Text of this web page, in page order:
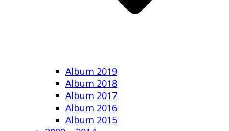
Album 2019
Album 2018
Album 2017
Album 2016
Album 2015